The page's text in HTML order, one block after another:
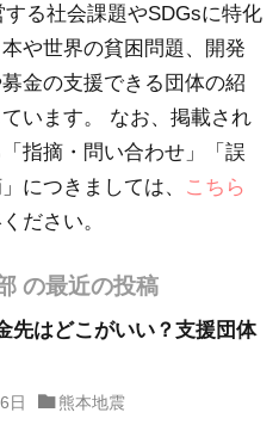
る社会課題やSDGsに特化
や世界の貧困問題、開発
金の支援できる団体の紹
います。 なお、掲載され
指摘・問い合わせ」「誤
につきましては、
こちら
ださい。
の最近の投稿
先はどこがいい？支援団体
日 熊本地震